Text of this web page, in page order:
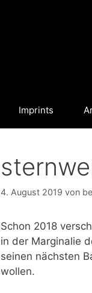
Imprints
4. August 2019 von
Schon 2018
in der Marginalie
seinen nächsten
wollen.